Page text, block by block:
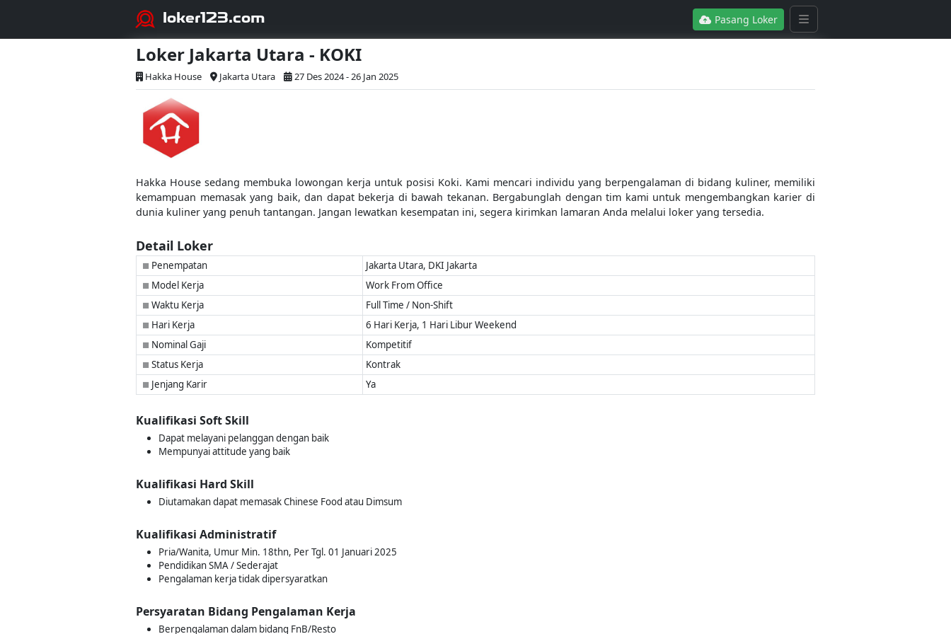
loker123.com Pasang Loker
Loker Jakarta Utara - KOKI
Hakka House Jakarta Utara 27 Des 2024 - 26 Jan 2025
Hakka House sedang membuka lowongan kerja untuk posisi Koki. Kami mencari individu yang berpengalaman di bidang kuliner, memiliki
kemampuan memasak yang baik, dan dapat bekerja di bawah tekanan. Bergabunglah dengan tim kami untuk mengembangkan karier di
dunia kuliner yang penuh tantangan. Jangan lewatkan kesempatan ini, segera kirimkan lamaran Anda melalui loker yang tersedia.
Detail Loker
■ Penempatan Jakarta Utara, DKI Jakarta
■ Model Kerja Work From Office
■ Waktu Kerja Full Time / Non-Shift
■ Hari Kerja 6 Hari Kerja, 1 Hari Libur Weekend
■ Nominal Gaji Kompetitif
■ Status Kerja Kontrak
■ Jenjang Karir Ya
Kualifikasi Soft Skill
Dapat melayani pelanggan dengan baik
Mempunyai attitude yang baik
Kualifikasi Hard Skill
Diutamakan dapat memasak Chinese Food atau Dimsum
Kualifikasi Administratif
Pria/Wanita, Umur Min. 18thn, Per Tgl. 01 Januari 2025
Pendidikan SMA / Sederajat
Pengalaman kerja tidak dipersyaratkan
Persyaratan Bidang Pengalaman Kerja
Berpengalaman dalam bidang FnB/Resto